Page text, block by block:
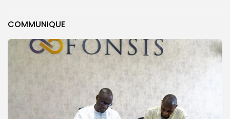
COMMUNIQUE